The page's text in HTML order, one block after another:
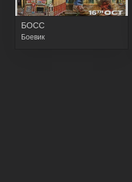
БОСС
Боевик